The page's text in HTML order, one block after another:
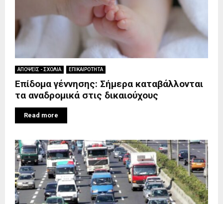
ΑΠΟΨΕΙΣ - ΣΧΟΛΙΑ ΕΠΙΚΑΙΡΟΤΗΤΑ
Επίδομα γέννησης: Σήμερα καταβάλλονται
τα αναδρομικά στις δικαιούχους
Read more